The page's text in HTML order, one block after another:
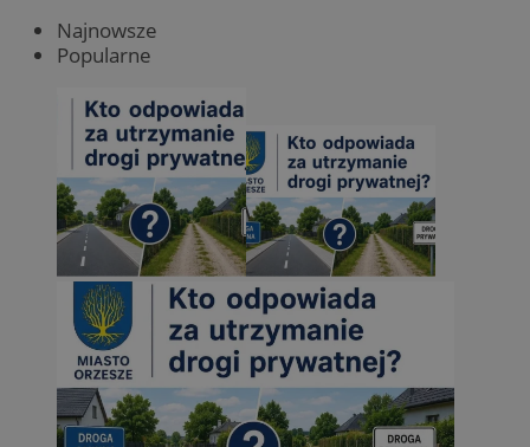
Najnowsze
Popularne